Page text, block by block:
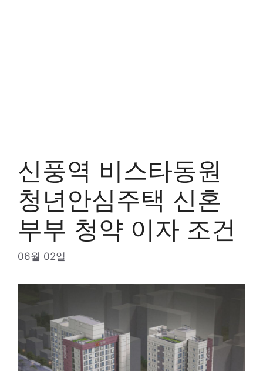
신풍역 비스타동원
청년안심주택 신혼
부부 청약 이자 조건
06월 02일